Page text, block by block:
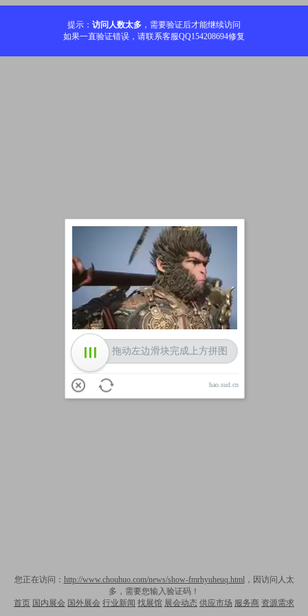
提示： 访问人数太多 ，需要验证后才能继续访问
如果一直验证错误，请联系客服QQ154208694修复
您正在访问： http://www.chouhuo.com/news/show-fmrhyuheuq.html，因访问人太
多，需要您输入验证码！
首页 国内展会 国外展会 行业新闻 找展馆 展会动态 供应市场 服务商 资源需求
加载中
拖动左边滑块完成上方拼图
hao.sud.cn